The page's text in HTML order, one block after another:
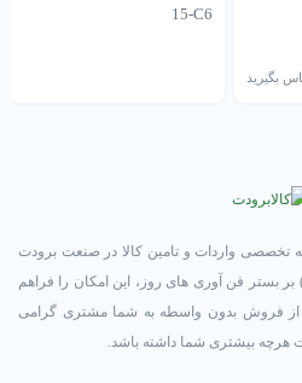
بگیرید
15-C6
تخصصی واردات و تامین کالا در صنعت برودت
بستر فن آوری های روز، این امکان را فراهم
از فروش بدون واسطه به شما مشتری گرامی
بیشتری شما داشته باشد.